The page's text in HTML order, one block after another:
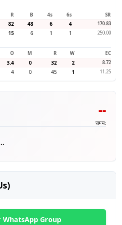
R B 4s 6s
SR
82 48 6 4 170.83
15 6 1 1 250.00
O M R W
EC
3.4 0 32 2 8.72
4 0 45 1 11.25
--
समय:
WhatsApp Group